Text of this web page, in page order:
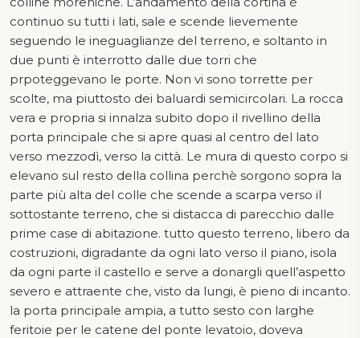
continuo su tutti i lati, sale e scende lievemente
seguendo le ineguaglianze del terreno, e soltanto in
due punti è interrotto dalle due torri che
prpoteggevano le porte. Non vi sono torrette per
scolte, ma piuttosto dei baluardi semicircolari. La rocca
vera e propria si innalza subito dopo il rivellino della
porta principale che si apre quasi al centro del lato
verso mezzodì, verso la città. Le mura di questo corpo si
elevano sul resto della collina perchè sorgono sopra la
parte più alta del colle che scende a scarpa verso il
sottostante terreno, che si distacca di parecchio dalle
prime case di abitazione. tutto questo terreno, libero da
costruzioni, digradante da ogni lato verso il piano, isola
da ogni parte il castello e serve a donargli quell’aspetto
severo e attraente che, visto da lungi, è pieno di incanto.
la porta principale ampia, a tutto sesto con larghe
feritoie per le catene del ponte levatoio, doveva